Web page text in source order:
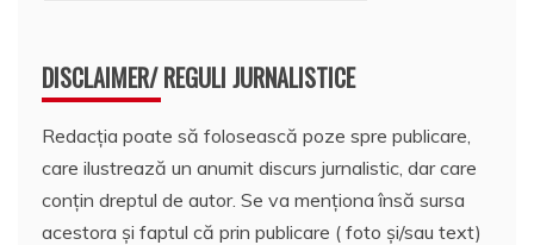
DISCLAIMER/ REGULI JURNALISTICE
Redacția poate să folosească poze spre publicare,
care ilustrează un anumit discurs jurnalistic, dar care
conțin dreptul de autor. Se va menționa însă sursa
acestora și faptul că prin publicare ( foto și/sau text)